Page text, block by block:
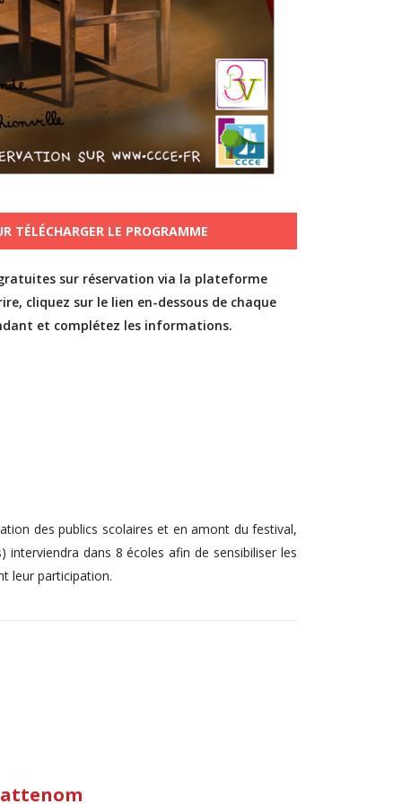
TÉLÉCHARGER LE PROGRAMME
sur réservation via la plateforme
cliquez sur le lien en-dessous de chaque
et complétez les informations.
des publics scolaires et en amont du festival,
interviendra dans 8 écoles afin de sensibiliser les
leur participation.